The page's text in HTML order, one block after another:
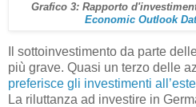
Grafico 3: Rapporto
Economic Outlook
Il sottoinvestimento da parte
più grave. Quasi un terzo delle
preferisce gli investimenti
La riluttanza ad investire in